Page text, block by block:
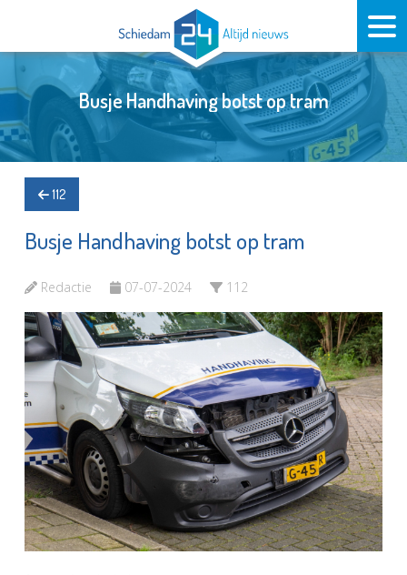
Busje Handhaving botst op tram
112
Busje Handhaving botst op tram
Redactie 07-07-2024 112